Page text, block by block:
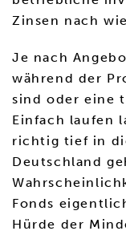
Zinsen nach
Je nach
während der
sind oder eine
Einfach laufen
richtig tief in
Deutschland
Fonds
Hürde der